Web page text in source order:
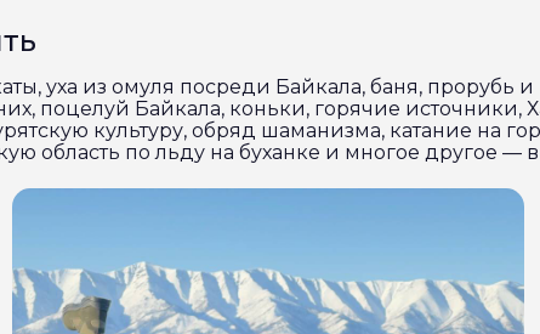
уха из омуля посреди Байкала, баня, прорубь
поцелуй Байкала, коньки, горячие источники,
культуру, обряд шаманизма, катание на
область по льду на буханке и многое другое —